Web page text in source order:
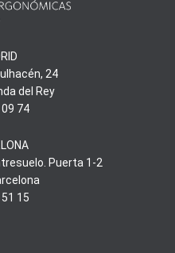
24
del Rey
74
Puerta 1-2
15